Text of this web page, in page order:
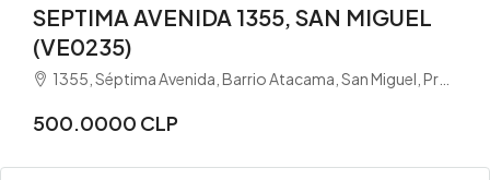
SEPTIMA AVENIDA 1355, SAN MIGUEL
(VE0235)
1355, Séptima Avenida, Barrio Atacama, San Miguel, Provincia de Santiago, Región Metropolitana de Santiago, 8920241, Chile
500.0000 CLP